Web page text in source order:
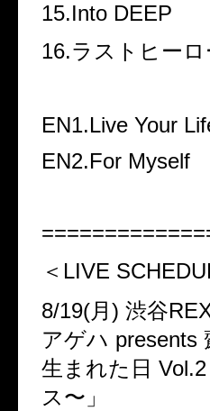
15.Into DEEP
16.ラストヒーロ
EN1.Live Your
EN2.For Myself
＜LIVE
8/19(月) 渋谷
アゲハ presents
生まれた日
ス〜」